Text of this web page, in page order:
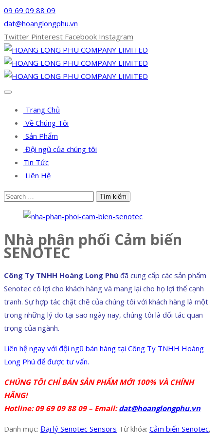
09 69 09 88 09
dat@hoanglongphu.vn
Twitter Pinterest Facebook Instagram
Trang Chủ
Về Chúng Tôi
Sản Phẩm
Đội ngũ của chúng tôi
Tin Tức
Liên Hệ
Nhà phân phối Cảm biến
SENOTEC
Công Ty TNHH Hoàng Long Phú đã cung cấp các sản phẩm
Senotec có lợi cho khách hàng và mang lại cho họ lợi thế cạnh
tranh. Sự hợp tác chặt chẽ của chúng tôi với khách hàng là một
trong những lý do tại sao ngày nay, chúng tôi là đối tác quan
trọng của ngành.
Liên hệ ngay với đội ngũ bán hàng tại Công Ty TNHH Hoàng
Long Phú để được tư vấn.
CHÚNG TÔI CHỈ BÁN SẢN PHẨM MỚI 100% VÀ CHÍNH
HÃNG!
Hotline: 09 69 09 88 09 – Email:dat@hoanglongphu.vn
Danh mục: Đại lý Senotec Sensors Từ khóa: Cảm biến Senotec,